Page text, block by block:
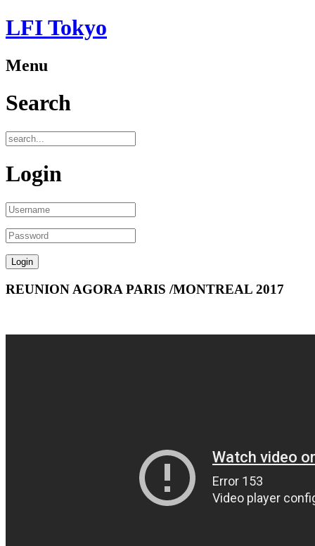
LFI Tokyo
Menu
Search
Login
REUNION AGORA PARIS /MONTREAL 2017